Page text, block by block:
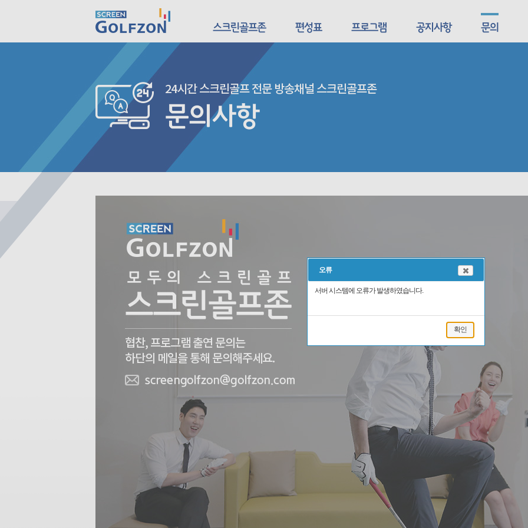
스크린골프존 편성표 프로그램 공지사항 문의
24시간 스크린골프 전문 방송채널 스크린골프존
문의사항
협찬, 프로그램 출연 문의는
하단의 메일을 통해 문의해주세요.
screengolfzon@golfzon.com
오류
서버 시스템에 오류가 발생하였습니다.
확인